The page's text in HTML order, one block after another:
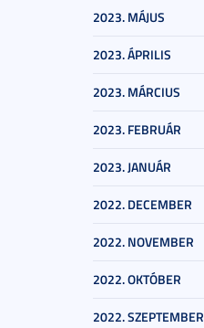
2023. MÁJUS
2023. ÁPRILIS
2023. MÁRCIUS
2023. FEBRUÁR
2023. JANUÁR
2022. DECEMBER
2022. NOVEMBER
2022. OKTÓBER
2022. SZEPTEMBER